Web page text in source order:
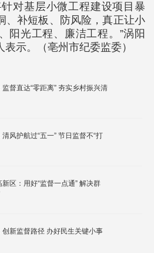
对基层小微工程建设项目暴
、补短板、防风险，真正让小
阳光工程、廉洁工程。”涡阳
示。（亳州市纪委监委）
达“零距离” 夯实乡村振兴清
风护航过“五一” 节日监督不“打
：用好“监督一点通” 解决群
创新监督路径 办好民生关键小事